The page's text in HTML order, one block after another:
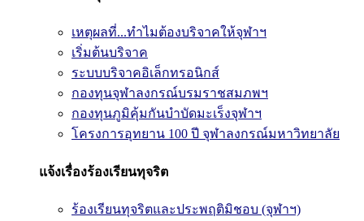
เหตุผลที่...ทำไมต้องบริจาคให้จุฬาฯ
เริ่มต้นบริจาค
ระบบบริจาคอิเล็กทรอนิกส์
กองทุนจุฬาลงกรณ์บรมราชสมภพฯ
กองทุนภูมิคุ้มกันบำบัดมะเร็งจุฬาฯ
โครงการอุทยาน 100 ปี จุฬาลงกรณ์มหาวิทยาลัย
แจ้งเรื่องร้องเรียนทุจริต
ร้องเรียนทุจริตและประพฤติมิชอบ (จุฬาฯ)